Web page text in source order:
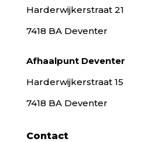
Harderwijkerstraat 21
7418 BA Deventer
Afhaalpunt Deventer
Harderwijkerstraat 15
7418 BA Deventer
Contact